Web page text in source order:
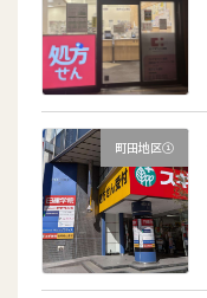
町田地区①